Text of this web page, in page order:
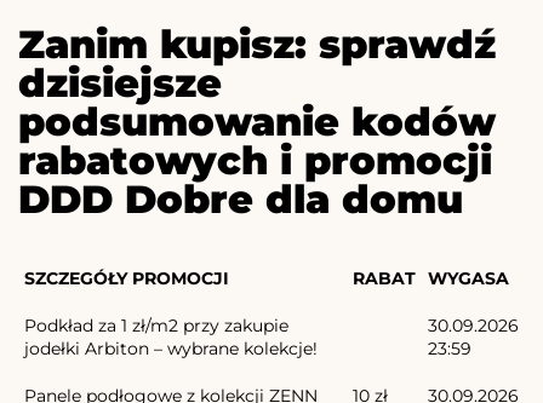
Zanim kupisz: sprawdź
dzisiejsze
podsumowanie kodów
rabatowych i promocji
DDD Dobre dla domu
SZCZEGÓŁY PROMOCJI RABAT WYGASA
Podkład za 1 zł/m2 przy zakupie
jodełki Arbiton – wybrane kolekcje!
30.09.2026
23:59
Panele podłogowe z kolekcji ZENN
10 zł
30.09.2026